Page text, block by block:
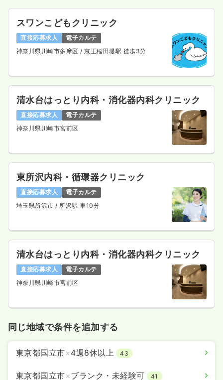
スワンこどもクリニック
直接応募求人
電子カルテ
神奈川県川崎市多摩区 / 京王稲田堤駅 徒歩3分
清水台はっとり内科・消化器内科クリニック
直接応募求人
電子カルテ
神奈川県川崎市宮前区
東所沢内科・循環器クリニック
直接応募求人
電子カルテ
埼玉県所沢市 / 所沢駅 車10分
清水台はっとり内科・消化器内科クリニック
直接応募求人
電子カルテ
神奈川県川崎市宮前区
同じ地域で条件を追加する
東京都国立市×4週8休以上 43
東京都国立市×ブランク・未経験可 41